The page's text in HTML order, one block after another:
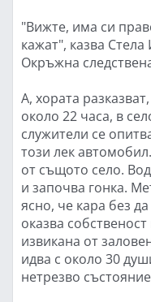
"Вижте, има си
кажат", казва
Окръжна
А, хората
около 22 часа, в
служители се
този лек
от същото село.
и започва гонка.
ясно, че кара без
оказва
извикана от
идва с около 30
нетрезво